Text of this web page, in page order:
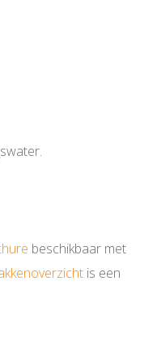
beschikbaar met
is een